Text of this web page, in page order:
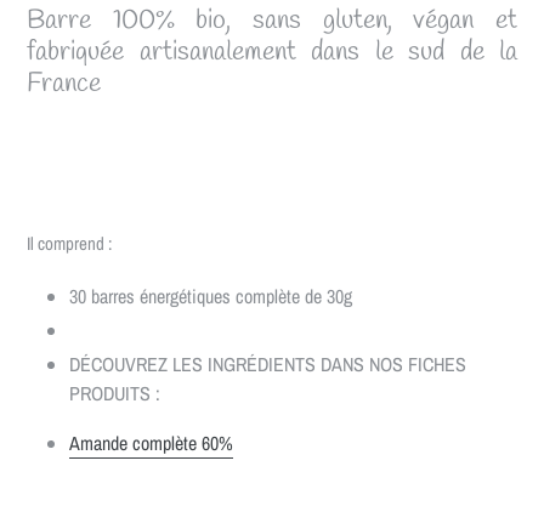
Barre 100% bio, sans gluten, végan et
fabriquée artisanalement dans le sud de la
France
Il comprend :
30 barres énergétiques complète de 30g
DÉCOUVREZ LES INGRÉDIENTS DANS NOS FICHES
PRODUITS :
Amande complète 60%